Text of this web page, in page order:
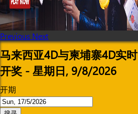
Previous Next
马来西亚4D与柬埔寨4D实时
开奖 - 星期日, 9/8/2026
开期